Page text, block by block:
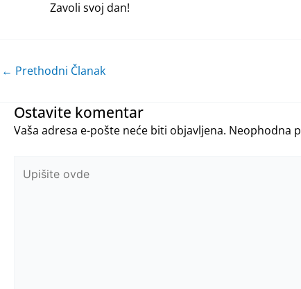
Zavoli svoj dan!
← Prethodni Članak
Ostavite komentar
Vaša adresa e-pošte neće biti objavljena. Neophodna
ovde